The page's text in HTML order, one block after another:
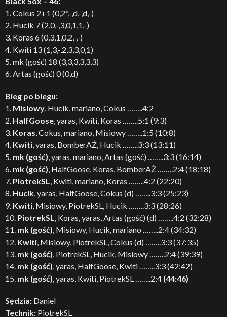
1. Cokus 2+1 (0,2*,-,d,-,d,-)
2. Hucik 7 (2,0,-,3,0,1,1,-)
3. Koras 6 (0,3,1,0,2,-,-)
4. Kwiti 13 (1,3,-,2,3,3,0,1)
5. mk (gość) 18 (3,3,3,3,3,3)
6. Artas (gość) 0 (0,d)
Bieg po biegu:
1. Misiowy, Hucik, mariano, Cokus ……..4:2
2. HalfGoose, yaras, Kwiti, Koras ……..5:1 (9:3)
3. Koras, Cokus, mariano, Misiowy ……..1:5 (10:8)
4. Kwiti, yaras, BomberAŻ, Hucik ……..3:3 (13:11)
5. mk (gość), yaras, mariano, Artas (gość) ……..3:3 (16:14)
6. mk (gość), HalfGoose, Koras, BomberAŻ ……..2:4 (18:18)
7. PiotrekSL, Kwiti, mariano, Koras ……..4:2 (22:20)
8. Hucik, yaras, HalfGoose, Cokus (d) ……..3:3 (25:23)
9. Kwiti, Misiowy, PiotrekSL, Hucik ……..3:3 (28:26)
10. PiotrekSL, Koras, yaras, Artas (gość) (d) ……..4:2 (32:28)
11. mk (gość), Misiowy, Hucik, mariano ……..2:4 (34:32)
12. Kwiti, Misiowy, PiotrekSL, Cokus (d) ……..3:3 (37:35)
13. mk (gość), PiotrekSL, Hucik, Misiowy ……..2:4 (39:39)
14. mk (gość), yaras, HalfGoose, Kwiti ……..3:3 (42:42)
15. mk (gość), yaras, Kwiti, PiotrekSL ……..2:4 (44:46)
Sędzia: Daniel
Technik: PiotrekSL